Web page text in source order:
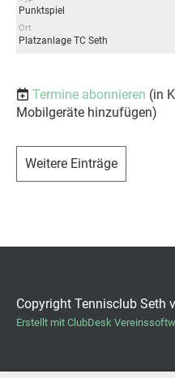
Punktspiel
Ort
Platzanlage TC Seth
Termine abonnieren (in
Mobilgeräte hinzufügen)
Weitere Einträge
Copyright Tennisclub Seth
Erstellt mit ClubDesk